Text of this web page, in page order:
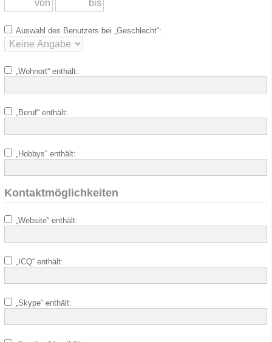
Auswahl des Benutzers bei „Geschlecht“:
„Wohnort“ enthält:
„Beruf“ enthält:
„Hobbys“ enthält:
Kontaktmöglichkeiten
„Website“ enthält:
„ICQ“ enthält:
„Skype“ enthält: